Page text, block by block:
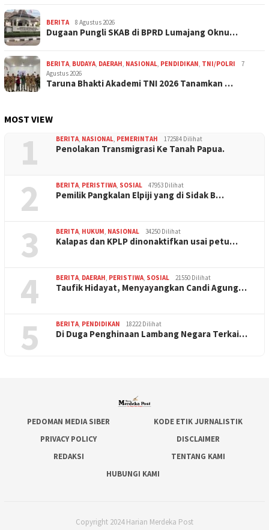
BERITA 8 Agustus 2026
Dugaan Pungli SKAB di BPRD Lumajang Oknu…
BERITA, BUDAYA, DAERAH, NASIONAL, PENDIDIKAN, TNI/POLRI
7
Agustus 2026
Taruna Bhakti Akademi TNI 2026 Tanamkan …
MOST VIEW
1 BERITA, NASIONAL, PEMERINTAH 172584 Dilihat
Penolakan Transmigrasi Ke Tanah Papua.
2 BERITA, PERISTIWA, SOSIAL 47953 Dilihat
Pemilik Pangkalan Elpiji yang di Sidak B…
3 BERITA, HUKUM, NASIONAL 34250 Dilihat
Kalapas dan KPLP dinonaktifkan usai petu…
4 BERITA, DAERAH, PERISTIWA, SOSIAL 21550 Dilihat
Taufik Hidayat, Menyayangkan Candi Agung…
5 BERITA, PENDIDIKAN 18222 Dilihat
Di Duga Penghinaan Lambang Negara Terkai…
PEDOMAN MEDIA SIBER
KODE ETIK JURNALISTIK
PRIVACY POLICY
DISCLAIMER
REDAKSI
TENTANG KAMI
HUBUNGI KAMI
Copyright 2024 Harian Merdeka Post